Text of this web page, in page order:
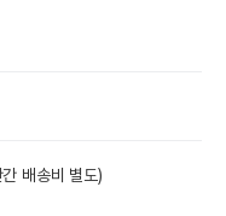
배송비 별도)